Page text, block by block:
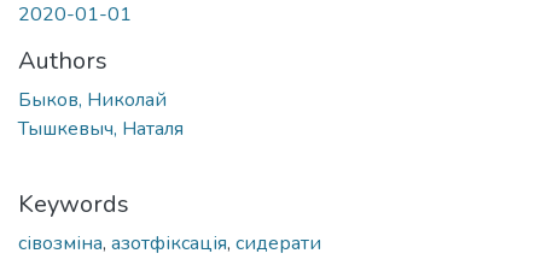
2020-01-01
Authors
Быков, Николай
Тышкевыч, Наталя
Keywords
сівозміна, азотфіксація, сидерати